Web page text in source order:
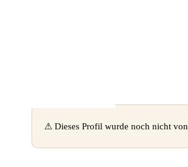
⚠ Dieses Profil wurde noch nicht von